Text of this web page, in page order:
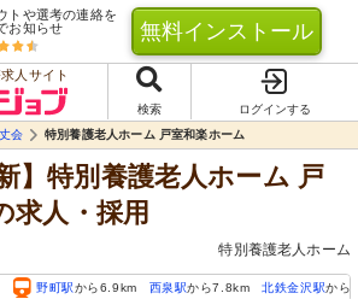
トや選考の連絡を
お知らせ
無料インストール
人サイト
検索
ログインする
会 特別養護老人ホーム 戸室和楽ホーム
】特別養護老人ホーム 戸
求人・採用
特別養護老人ホーム
野町駅から6.9km 西泉駅から7.8km 北鉄金沢駅から